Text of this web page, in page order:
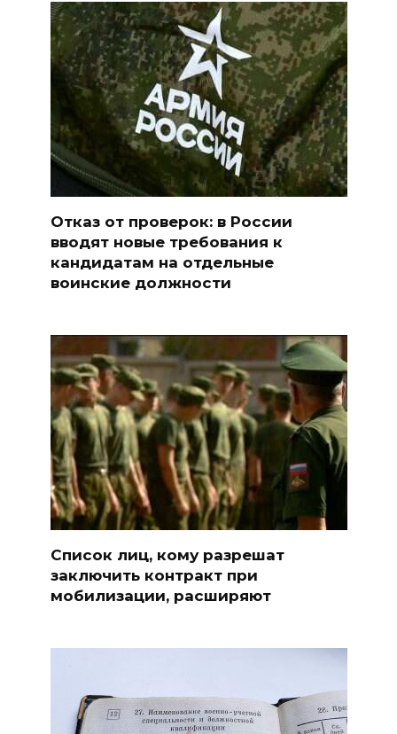
Отказ от проверок: в России
вводят новые требования к
кандидатам на отдельные
воинские должности
Список лиц, кому разрешат
заключить контракт при
мобилизации, расширяют